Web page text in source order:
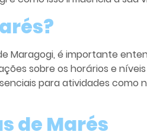
Maragogi, é importante
sobre os horários e
para atividades como
de Marés